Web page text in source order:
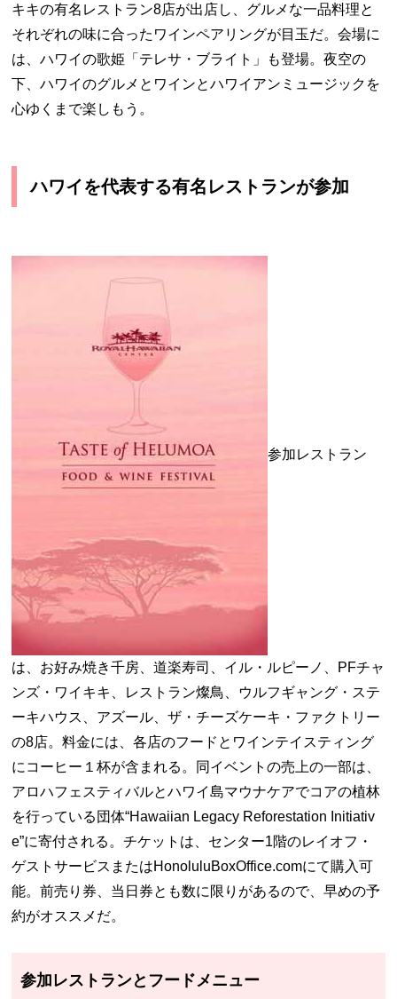
キキの有名レストラン8店が出店し、グルメな一品料理と
それぞれの味に合ったワインペアリングが目玉だ。会場に
は、ハワイの歌姫「テレサ・ブライト」も登場。夜空の
下、ハワイのグルメとワインとハワイアンミュージックを
心ゆくまで楽しもう。
ハワイを代表する有名レストランが参加
参加レストラン
は、お好み焼き千房、道楽寿司、イル・ルピーノ、PFチャ
ンズ・ワイキキ、レストラン燦鳥、ウルフギャング・ステ
ーキハウス、アズール、ザ・チーズケーキ・ファクトリー
の8店。料金には、各店のフードとワインテイスティング
にコーヒー１杯が含まれる。同イベントの売上の一部は、
アロハフェスティバルとハワイ島マウナケアでコアの植林
を行っている団体“Hawaiian Legacy Reforestation Initiativ
e”に寄付される。チケットは、センター1階のレイオフ・
ゲストサービスまたはHonoluluBoxOffice.comにて購入可
能。前売り券、当日券とも数に限りがあるので、早めの予
約がオススメだ。
参加レストランとフードメニュー